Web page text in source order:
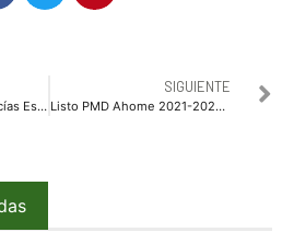
Tras persecución, Policías Estatales aseguran razer y plantas parecidas a la mariguana
SIGUIENTE
Listo PMD Ahome 2021-2024; lo presentará el Alcalde GVL el viernes 17 en el CIE Los Mochis a las 12 Hrs.